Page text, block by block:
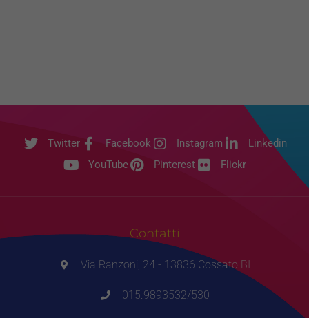
Twitter Facebook Instagram
Linkedin
YouTube
Pinterest Flickr
Contatti
Via Ranzoni, 24 - 13836 Cossato BI
015.9893532/530